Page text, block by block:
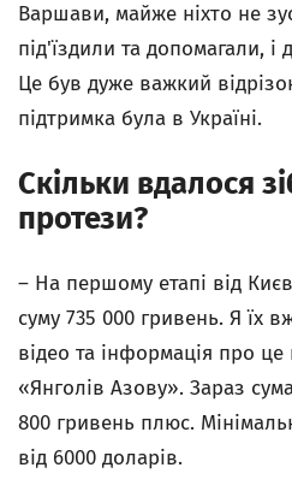
Варшави, майже ніхто не
під'їздили та допомагали, і
Це був дуже важкий
підтримка була в Україні.
Скільки вдалося
протези?
– На першому етапі від
суму 735 000 гривень. Я їх
відео та інформація про це
«Янголів Азову». Зараз
800 гривень плюс.
від 6000 доларів.